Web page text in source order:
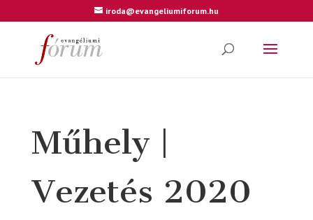
iroda@evangeliumiforum.hu
Műhely |
Vezetés 2020